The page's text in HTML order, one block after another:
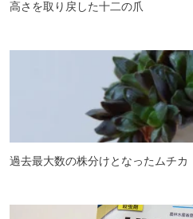
高さを取り戻した十二の爪
過去最大数の株分けとなったムチカ